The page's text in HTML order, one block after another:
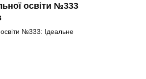
освіти №333
№333: Ідеальне